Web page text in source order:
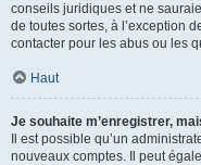
conseils juridiques et ne
de toutes sortes, à l’exception
contacter pour les abus ou les
Haut
Je souhaite m’enregistrer,
Il est possible qu’un
nouveaux comptes. Il peut